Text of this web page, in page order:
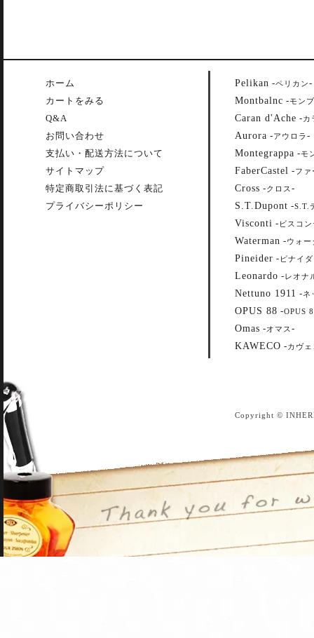
ホーム
カートをみる
Q&A
お問い合わせ
支払い・配送方法について
サイトマップ
特定商取引法に基づく表記
プライバシーポリシー
Pelikan -ペリカン-
Montbalnc -モン
Caran d'Ache -カ
Aurora -アウロラ -
Montegrappa -モ
FaberCastel -ファ
Cross -クロス -
S.T.Dupont -S.T.
Visconti - ビスコ
Waterman -ウォー
Pineider - ピナイ
Leonardo -レオナ
Nettuno 1911 -ネ
OPUS 88 -OPUS
Omas -オマス -
KAWECO -カヴェ
Copyright ©